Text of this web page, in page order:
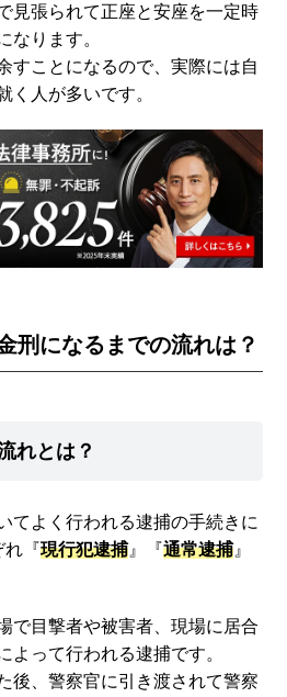
見張られて正座と安座を一定時
なります。
すことになるので、実際には自
く人が多いです。
刑になるまでの流れは？
れとは？
てよく行われる逮捕の手続きに
れ『現行犯逮捕』『通常逮捕』
で目撃者や被害者、現場に居合
よって行われる逮捕です。
後、警察官に引き渡されて警察